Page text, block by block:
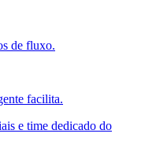
de fluxo.
facilita.
e time dedicado do